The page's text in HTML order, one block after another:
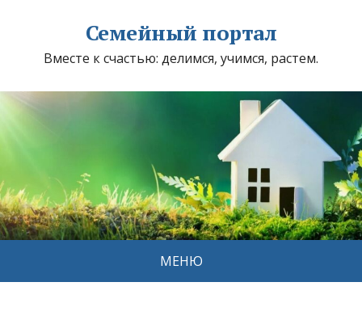
Семейный портал
Вместе к счастью: делимся, учимся, растем.
МЕНЮ